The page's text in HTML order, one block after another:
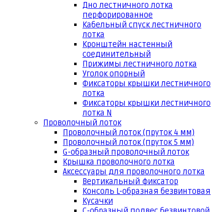
Дно лестничного лотка
перфорированное
Кабельный спуск лестничного
лотка
Кронштейн настенный
соединительный
Прижимы лестничного лотка
Уголок опорный
Фиксаторы крышки лестничного
лотка
Фиксаторы крышки лестничного
лотка N
Проволочный лоток
Проволочный лоток (пруток 4 мм)
Проволочный лоток (пруток 5 мм)
G-образный проволочный лоток
Крышка проволочного лотка
Аксессуары для проволочного лотка
Вертикальный фиксатор
Консоль L-образная безвинтовая
Кусачки